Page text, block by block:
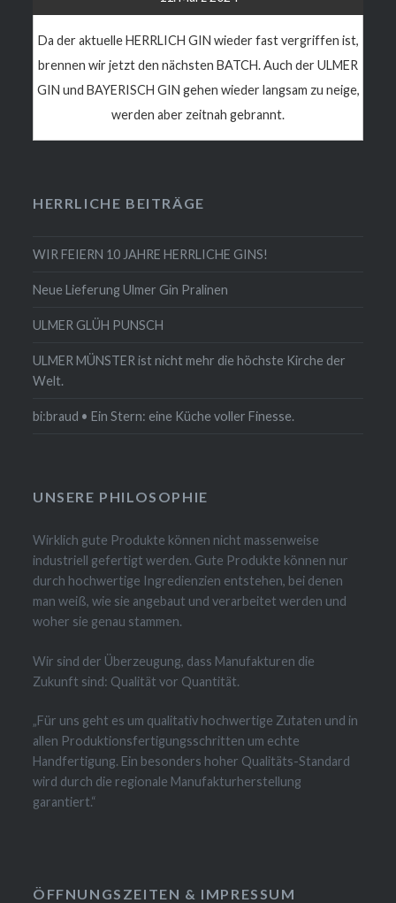
Da der aktuelle HERRLICH GIN wieder fast vergriffen ist,
brennen wir jetzt den nächsten BATCH. Auch der ULMER
GIN und BAYERISCH GIN gehen wieder langsam zu neige,
werden aber zeitnah gebrannt.
HERRLICHE BEITRÄGE
WIR FEIERN 10 JAHRE HERRLICHE GINS!
Neue Lieferung Ulmer Gin Pralinen
ULMER GLÜH PUNSCH
ULMER MÜNSTER ist nicht mehr die höchste Kirche der
Welt.
bi:braud • Ein Stern: eine Küche voller Finesse.
UNSERE PHILOSOPHIE
Wirklich gute Produkte können nicht massenweise
industriell gefertigt werden. Gute Produkte können nur
durch hochwertige Ingredienzien entstehen, bei denen
man weiß, wie sie angebaut und verarbeitet werden und
woher sie genau stammen.
Wir sind der Überzeugung, dass Manufakturen die
Zukunft sind: Qualität vor Quantität.
„Für uns geht es um qualitativ hochwertige Zutaten und in
allen Produktionsfertigungsschritten um echte
Handfertigung. Ein besonders hoher Qualitäts-Standard
wird durch die regionale Manufakturherstellung
garantiert.“
ÖFFNUNGSZEITEN & IMPRESSUM